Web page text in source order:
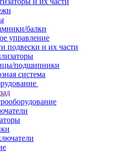
балки
управление
подвески и их части
подшипники
система